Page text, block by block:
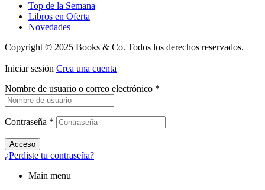
Top de la Semana
Libros en Oferta
Novedades
Copyright © 2025 Books & Co. Todos los derechos reservados.
Iniciar sesión Crea una cuenta
Nombre de usuario o correo electrónico *
Contraseña *
Acceso
¿Perdiste tu contraseña?
Main menu